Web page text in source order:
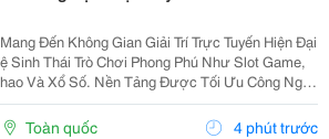
Đến Không Gian Giải Trí Trực Tuyến Hiện Đại
Sinh Thái Trò Chơi Phong Phú Như Slot Game,
Và Xổ Số. Nền Tảng Được Tối Ưu Công Nghệ
Dịch Nhanh, Bảo Mật An Toàn Và Vận Hành
Trên Mọi Thiết Bị. Thương Hiệu: Sc88...
Toàn quốc 4 phút trước